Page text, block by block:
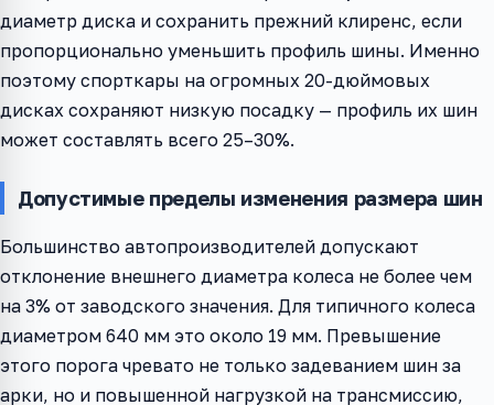
диаметр диска и сохранить прежний клиренс, если
пропорционально уменьшить профиль шины. Именно
поэтому спорткары на огромных 20-дюймовых
дисках сохраняют низкую посадку — профиль их шин
может составлять всего 25–30%.
Допустимые пределы изменения размера шин
Большинство автопроизводителей допускают
отклонение внешнего диаметра колеса не более чем
на 3% от заводского значения. Для типичного колеса
диаметром 640 мм это около 19 мм. Превышение
этого порога чревато не только задеванием шин за
арки, но и повышенной нагрузкой на трансмиссию,